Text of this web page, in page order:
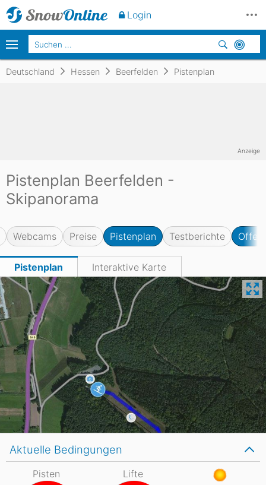
Deutschland Hessen Beerfelden Pistenplan
Pistenplan Beerfelden -
Skipanorama
Webcams Preise Pistenplan Testberichte
Pistenplan Interaktive Karte
Anzeige
Aktuelle Bedingungen
Pisten Lifte
Login